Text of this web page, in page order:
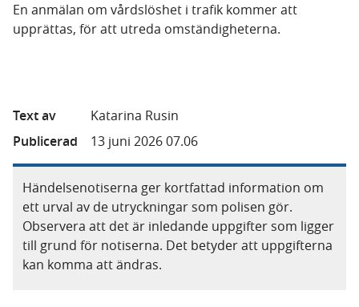
En anmälan om vårdslöshet i trafik kommer att
upprättas, för att utreda omständigheterna.
Text av
Katarina Rusin
Publicerad
13 juni 2026 07.06
Händelsenotiserna ger kortfattad information om
ett urval av de utryckningar som polisen gör.
Observera att det är inledande uppgifter som ligger
till grund för notiserna. Det betyder att uppgifterna
kan komma att ändras.